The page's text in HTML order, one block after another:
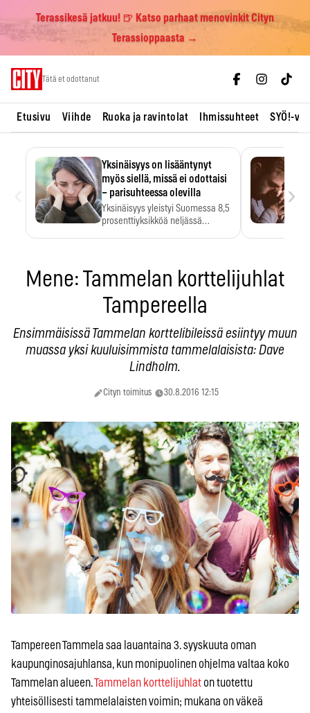
Terassikesä jatkuu! 🍺 Katso parhaat menovinkit Cityn
Terassioppaasta →
Tätä et odottanut
Etusivu Viihde Ruoka ja ravintolat Ihmissuhteet SYÖ!-
Yksinäisyys on lisääntynyt
myös siellä, missä ei odottaisi
– parisuhteessa olevilla
Yksinäisyys yleistyi Suomessa 8,5
prosenttiyksikköä neljässä
›
Mene: Tammelan korttelijuhlat
Tampereella
Ensimmäisissä Tammelan korttelibileissä esiintyy muun
muassa yksi kuuluisimmista tammelalaisista: Dave
Lindholm.
Cityn toimitus 30.8.2016 12:15
Tampereen Tammela saa lauantaina 3. syyskuuta oman
kaupunginosajuhlansa, kun monipuolinen ohjelma valtaa koko
Tammelan alueen.Tammelan korttelijuhlat on tuotettu
yhteisöllisesti tammelalaisten voimin; mukana on väkeä